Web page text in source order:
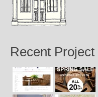
Recent Project